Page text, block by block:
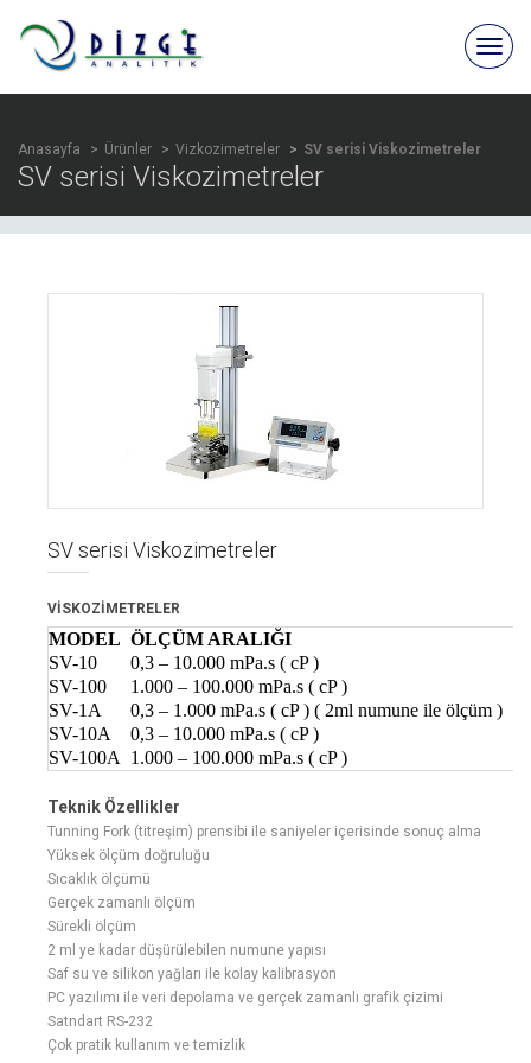
Anasayfa Ürünler Vizkozimetreler SV serisi Viskozimetreler
SV serisi Viskozimetreler
SV serisi Viskozimetreler
VİSKOZİMETRELER
MODEL ÖLÇÜM ARALIĞI
SV-10
0,3 – 10.000 mPa.s ( cP )
SV-100
1.000 – 100.000 mPa.s ( cP )
SV-1A
0,3 – 1.000 mPa.s ( cP ) ( 2ml numune ile ölçüm )
SV-10A
0,3 – 10.000 mPa.s ( cP )
SV-100A
1.000 – 100.000 mPa.s ( cP )
Teknik Özellikler
Tunning Fork (titreşim) prensibi ile saniyeler içerisinde sonuç alma
Yüksek ölçüm doğruluğu
Sıcaklık ölçümü
Gerçek zamanlı ölçüm
Sürekli ölçüm
2 ml ye kadar düşürülebilen numune yapısı
Saf su ve silikon yağları ile kolay kalibrasyon
PC yazılımı ile veri depolama ve gerçek zamanlı grafik çizimi
Satndart RS-232
Çok pratik kullanım ve temizlik